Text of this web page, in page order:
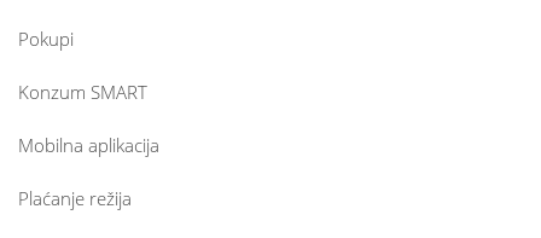
Pokupi
Konzum SMART
Mobilna aplikacija
Plaćanje režija